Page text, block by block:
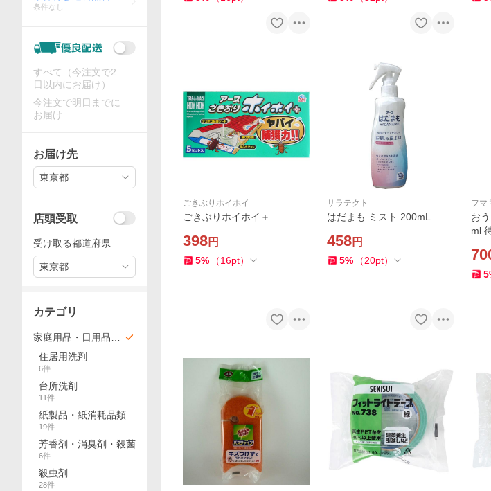
ごきぶりホイホイ
ごきぶりホイホイ＋
398円
5% （16pt）
サラテクト
はだまも ミスト 200mL
458円
5% （20pt）
フマ
お
ml
5
条件なし
すべて（今注文で2
日以内にお届け）
今注文で明日までに
お届け
お届け先
東京都
店頭受取
受け取る都道府県
東京都
カテゴリ
家庭用品・日用品・
荒物雑貨
住居用洗剤
6件
台所洗剤
11件
紙製品・紙消耗品類
19件
芳香剤・消臭剤・殺菌
6件
殺虫剤
28件